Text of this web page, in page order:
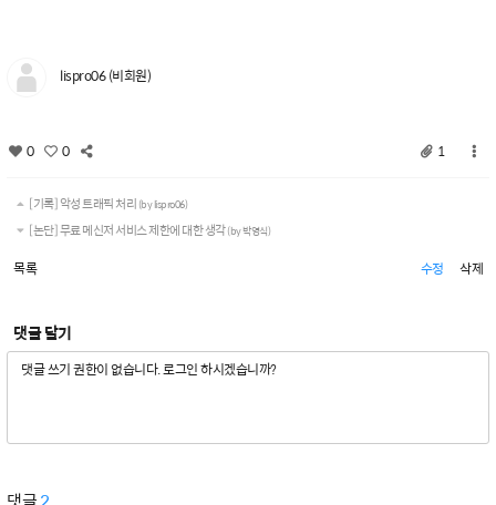
lispro06 (비회원)
0 0 1
[기록] 악성 트래픽 처리 (by lispro06)
[논단] 무료 메신저 서비스 제한에 대한 생각(by 박영식)
목록 수정 삭제
댓글 달기
댓글2